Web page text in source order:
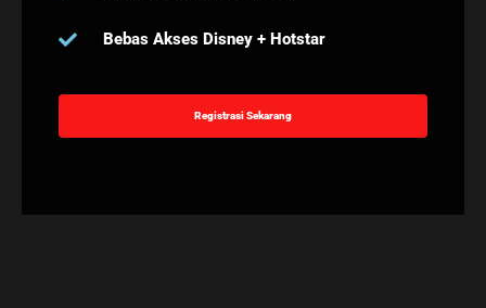
Bebas Akses Disney + Hotstar
Registrasi Sekarang